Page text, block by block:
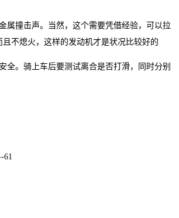
属撞击声。当然，这个需要凭借经验，可以拉
不熄火，这样的发动机才是状况比较好的
全。骑上车后要测试离合是否打滑，同时分别
61